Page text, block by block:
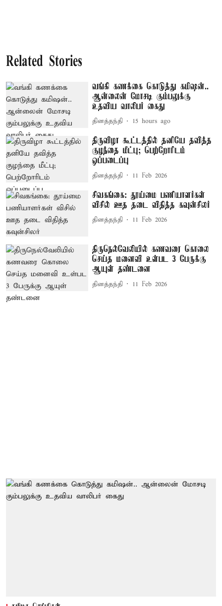
Related Stories
வங்கி கணக்கை கொடுத்து கமிஷன்..
ஆன்லைன் மோசடி கும்பலுக்கு
உதவிய வாலிபர் கைது
தினத்தந்தி 15 hours ago
திருவிழா கூட்டத்தில் தனியே தவித்த
குழந்தை மீட்பு; பெற்றோரிடம்
ஒப்படைப்பு
தினத்தந்தி 11 Feb 2026
சிவகங்கை: தூய்மை பணியாளர்கள்
விசில் ஊத தடை விதித்த கவுன்சிலர்
தினத்தந்தி 11 Feb 2026
திருநெல்வேலியில் கணவரை கொலை
செய்த மனைவி உள்பட 3 பேருக்கு
ஆயுள் தண்டனை
தினத்தந்தி 11 Feb 2026